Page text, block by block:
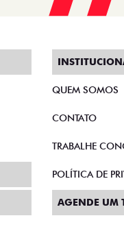
QUEM SOMOS
CONTATO
TRABALHE
POLÍTICA DE
AGENDE UM